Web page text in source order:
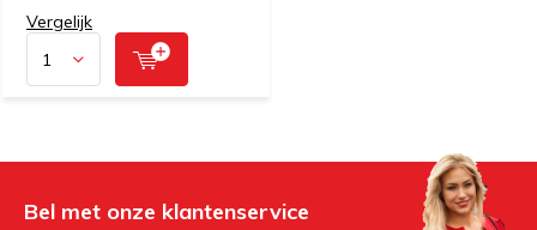
Vergelijk
Bel met onze klantenservice